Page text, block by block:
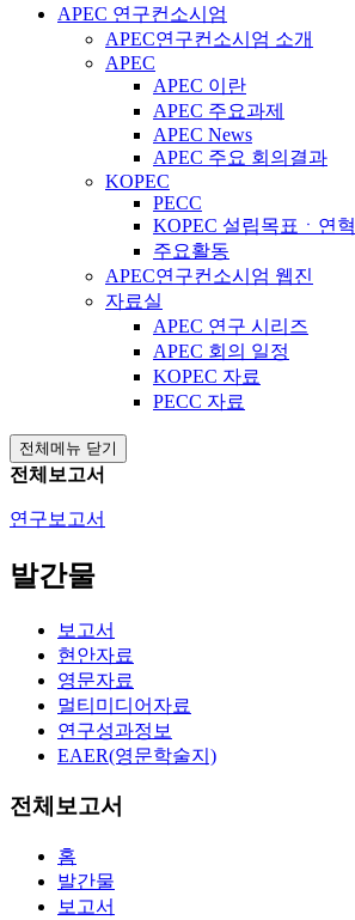
APEC 연구컨소시엄
APEC연구컨소시엄 소개
APEC
APEC 이란
APEC 주요과제
APEC News
APEC 주요 회의결과
KOPEC
PECC
KOPEC 설립목표ㆍ연혁
주요활동
APEC연구컨소시엄 웹진
자료실
APEC 연구 시리즈
APEC 회의 일정
KOPEC 자료
PECC 자료
전체메뉴 닫기
전체보고서
연구보고서
발간물
보고서
현안자료
영문자료
멀티미디어자료
연구성과정보
EAER(영문학술지)
전체보고서
홈
발간물
보고서